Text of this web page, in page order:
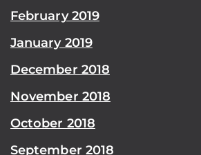
February 2019
January 2019
December 2018
November 2018
October 2018
September 2018